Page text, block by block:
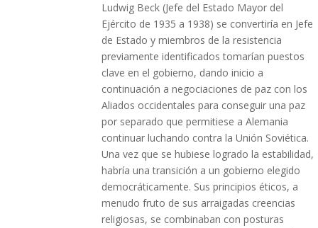
Ludwig Beck (Jefe del Estado Mayor del
Ejército de 1935 a 1938) se convertiría en Jefe
de Estado y miembros de la resistencia
previamente identificados tomarían puestos
clave en el gobierno, dando inicio a
continuación a negociaciones de paz con los
Aliados occidentales para conseguir una paz
por separado que permitiese a Alemania
continuar luchando contra la Unión Soviética.
Una vez que se hubiese logrado la estabilidad,
habría una transición a un gobierno elegido
democráticamente. Sus principios éticos, a
menudo fruto de sus arraigadas creencias
religiosas, se combinaban con posturas